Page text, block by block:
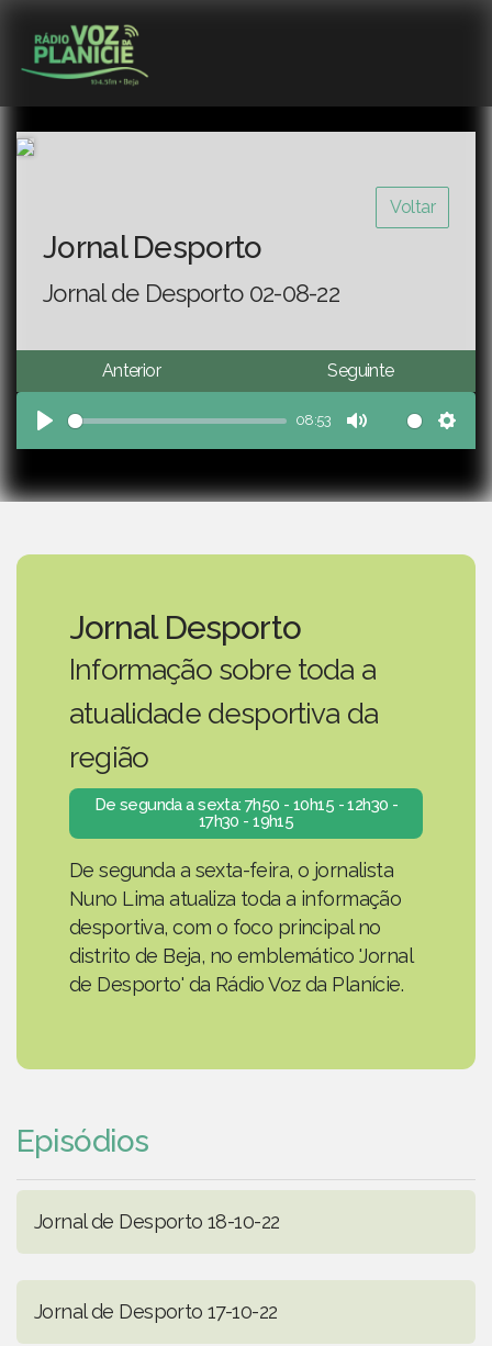
Voltar
Jornal Desporto
Jornal de Desporto 02-08-22
Anterior Seguinte
Play
08:53
Mute
Jornal Desporto
Informação sobre toda a
atualidade desportiva da
região
De segunda a sexta: 7h50 - 10h15 - 12h30 -
17h30 - 19h15
De segunda a sexta-feira, o jornalista
Nuno Lima atualiza toda a informação
desportiva, com o foco principal no
distrito de Beja, no emblemático 'Jornal
de Desporto' da Rádio Voz da Planície.
Episódios
Jornal de Desporto 18-10-22
Jornal de Desporto 17-10-22